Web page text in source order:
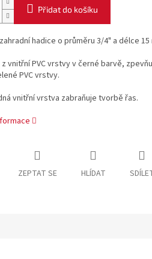
Přidat do košíku
hadice o průměru 3/4" a délce 15
vnitřní PVC vrstvy v černé barvě,
PVC vrstvy.
vnitřní vrstva zabraňuje tvorbě řas.
ZEPTAT SE HLÍDAT